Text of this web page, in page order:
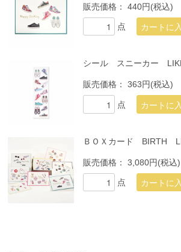
販売価格：440円(税込)
点
シール スニーカー
販売価格：363円(税込)
点
ＢＯＸカード BIRTH
販売価格：3,080円(税込)
点